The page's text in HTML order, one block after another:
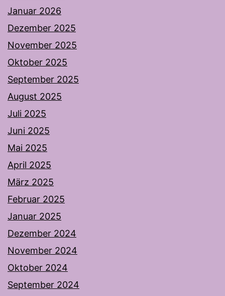
Januar 2026
Dezember 2025
November 2025
Oktober 2025
September 2025
August 2025
Juli 2025
Juni 2025
Mai 2025
April 2025
März 2025
Februar 2025
Januar 2025
Dezember 2024
November 2024
Oktober 2024
September 2024